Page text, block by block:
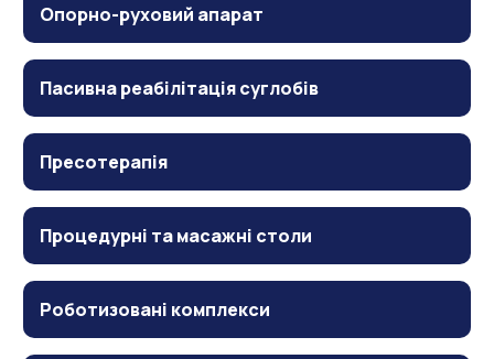
Опорно-руховий апарат
Пасивна реабілітація суглобів
Пресотерапія
Процедурні та масажні столи
Роботизовані комплекси